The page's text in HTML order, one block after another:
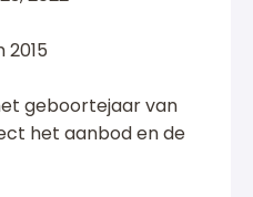
2015
geboortejaar van
het aanbod en de